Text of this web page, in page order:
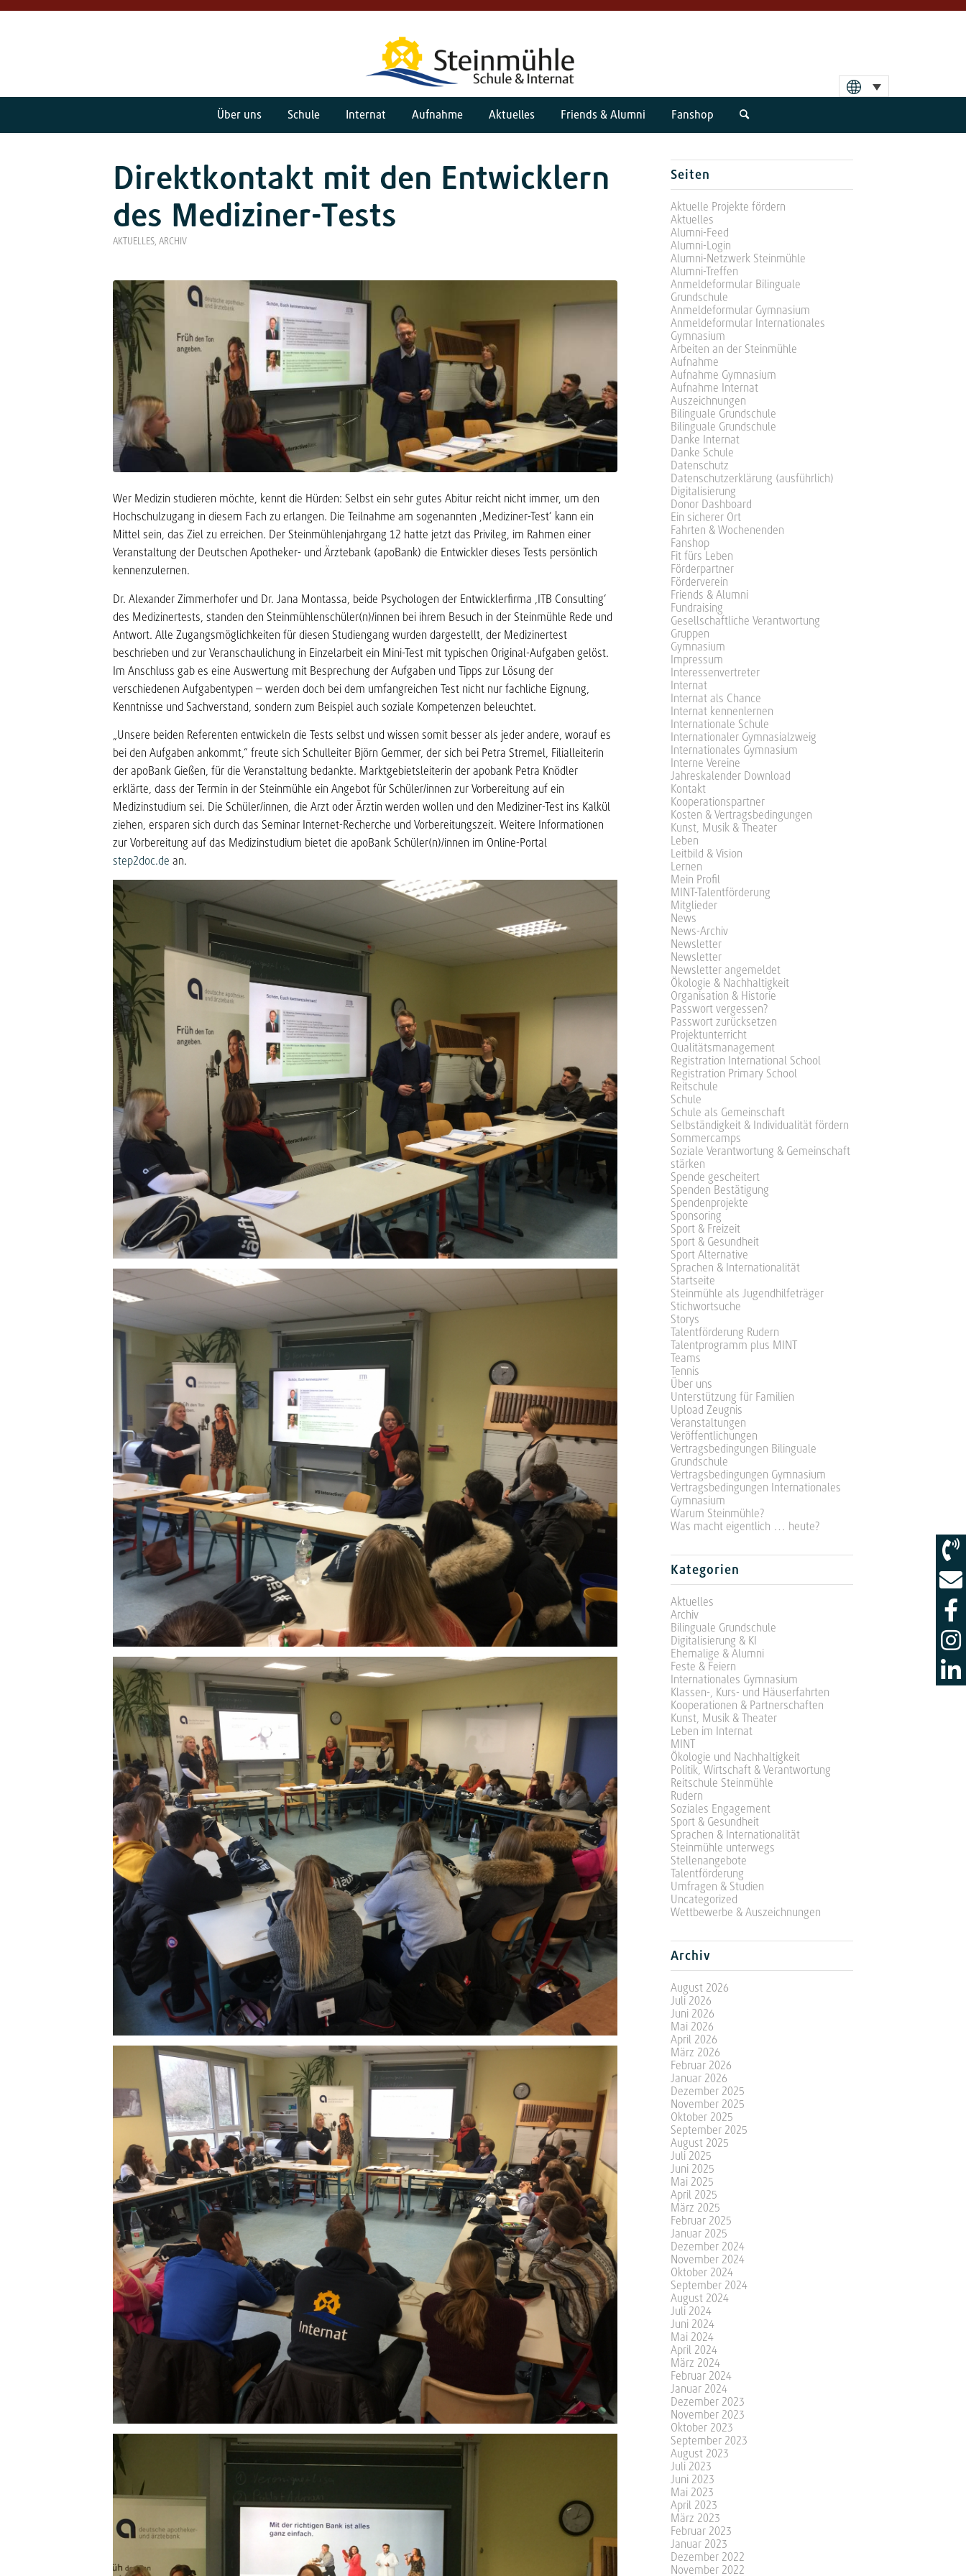
Über uns Schule Internat Aufnahme Aktuelles Friends & Alumni Fanshop
Direktkontakt mit den Entwicklern
des Mediziner-Tests
AKTUELLES, ARCHIV
Wer Medizin studieren möchte, kennt die Hürden: Selbst ein sehr gutes Abitur reicht nicht immer, um den
Hochschulzugang in diesem Fach zu erlangen. Die Teilnahme am sogenannten ‚Mediziner-Test‘ kann ein
Mittel sein, das Ziel zu erreichen. Der Steinmühlenjahrgang 12 hatte jetzt das Privileg, im Rahmen einer
Veranstaltung der Deutschen Apotheker- und Ärztebank (apoBank) die Entwickler dieses Tests persönlich
kennenzulernen.
Dr. Alexander Zimmerhofer und Dr. Jana Montassa, beide Psychologen der Entwicklerfirma ‚ITB Consulting‘
des Medizinertests, standen den Steinmühlenschüler(n)/innen bei ihrem Besuch in der Steinmühle Rede und
Antwort. Alle Zugangsmöglichkeiten für diesen Studiengang wurden dargestellt, der Medizinertest
beschrieben und zur Veranschaulichung in Einzelarbeit ein Mini-Test mit typischen Original-Aufgaben gelöst.
Im Anschluss gab es eine Auswertung mit Besprechung der Aufgaben und Tipps zur Lösung der
verschiedenen Aufgabentypen – werden doch bei dem umfangreichen Test nicht nur fachliche Eignung,
Kenntnisse und Sachverstand, sondern zum Beispiel auch soziale Kompetenzen beleuchtet.
„Unsere beiden Referenten entwickeln die Tests selbst und wissen somit besser als jeder andere, worauf es
bei den Aufgaben ankommt,“ freute sich Schulleiter Björn Gemmer, der sich bei Petra Stremel, Filialleiterin
der apoBank Gießen, für die Veranstaltung bedankte. Marktgebietsleiterin der apobank Petra Knödler
erklärte, dass der Termin in der Steinmühle ein Angebot für Schüler/innen zur Vorbereitung auf ein
Medizinstudium sei. Die Schüler/innen, die Arzt oder Ärztin werden wollen und den Mediziner-Test ins Kalkül
ziehen, ersparen sich durch das Seminar Internet-Recherche und Vorbereitungszeit. Weitere Informationen
zur Vorbereitung auf das Medizinstudium bietet die apoBank Schüler(n)/innen im Online-Portal
step2doc.de an.
Seiten
Aktuelle Projekte fördern
Aktuelles
Alumni-Feed
Alumni-Login
Alumni-Netzwerk Steinmühle
Alumni-Treffen
Anmeldeformular Bilinguale
Grundschule
Anmeldeformular Gymnasium
Anmeldeformular Internationales
Gymnasium
Arbeiten an der Steinmühle
Aufnahme
Aufnahme Gymnasium
Aufnahme Internat
Auszeichnungen
Bilinguale Grundschule
Bilinguale Grundschule
Danke Internat
Danke Schule
Datenschutz
Datenschutzerklärung (ausführlich)
Digitalisierung
Donor Dashboard
Ein sicherer Ort
Fahrten & Wochenenden
Fanshop
Fit fürs Leben
Förderpartner
Förderverein
Friends & Alumni
Fundraising
Gesellschaftliche Verantwortung
Gruppen
Gymnasium
Impressum
Interessenvertreter
Internat
Internat als Chance
Internat kennenlernen
Internationale Schule
Internationaler Gymnasialzweig
Internationales Gymnasium
Interne Vereine
Jahreskalender Download
Kontakt
Kooperationspartner
Kosten & Vertragsbedingungen
Kunst, Musik & Theater
Leben
Leitbild & Vision
Lernen
Mein Profil
MINT-Talentförderung
Mitglieder
News
News-Archiv
Newsletter
Newsletter
Newsletter angemeldet
Ökologie & Nachhaltigkeit
Organisation & Historie
Passwort vergessen?
Passwort zurücksetzen
Projektunterricht
Qualitätsmanagement
Registration International School
Registration Primary School
Reitschule
Schule
Schule als Gemeinschaft
Selbständigkeit & Individualität fördern
Sommercamps
Soziale Verantwortung & Gemeinschaft
stärken
Spende gescheitert
Spenden Bestätigung
Spendenprojekte
Sponsoring
Sport & Freizeit
Sport & Gesundheit
Sport Alternative
Sprachen & Internationalität
Startseite
Steinmühle als Jugendhilfeträger
Stichwortsuche
Storys
Talentförderung Rudern
Talentprogramm plus MINT
Teams
Tennis
Über uns
Unterstützung für Familien
Upload Zeugnis
Veranstaltungen
Veröffentlichungen
Vertragsbedingungen Bilinguale
Grundschule
Vertragsbedingungen Gymnasium
Vertragsbedingungen Internationales
Gymnasium
Warum Steinmühle?
Was macht eigentlich … heute?
Kategorien
Aktuelles
Archiv
Bilinguale Grundschule
Digitalisierung & KI
Ehemalige & Alumni
Feste & Feiern
Internationales Gymnasium
Klassen-, Kurs- und Häuserfahrten
Kooperationen & Partnerschaften
Kunst, Musik & Theater
Leben im Internat
MINT
Ökologie und Nachhaltigkeit
Politik, Wirtschaft & Verantwortung
Reitschule Steinmühle
Rudern
Soziales Engagement
Sport & Gesundheit
Sprachen & Internationalität
Steinmühle unterwegs
Stellenangebote
Talentförderung
Umfragen & Studien
Uncategorized
Wettbewerbe & Auszeichnungen
Archiv
August 2026
Juli 2026
Juni 2026
Mai 2026
April 2026
März 2026
Februar 2026
Januar 2026
Dezember 2025
November 2025
Oktober 2025
September 2025
August 2025
Juli 2025
Juni 2025
Mai 2025
April 2025
März 2025
Februar 2025
Januar 2025
Dezember 2024
November 2024
Oktober 2024
September 2024
August 2024
Juli 2024
Juni 2024
Mai 2024
April 2024
März 2024
Februar 2024
Januar 2024
Dezember 2023
November 2023
Oktober 2023
September 2023
August 2023
Juli 2023
Juni 2023
Mai 2023
April 2023
März 2023
Februar 2023
Januar 2023
Dezember 2022
November 2022